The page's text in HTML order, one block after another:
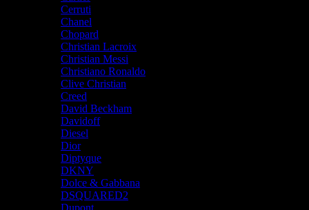
Cerruti
Chanel
Chopard
Christian Lacroix
Christian Messi
Christiano Ronaldo
Clive Christian
Creed
David Beckham
Davidoff
Diesel
Dior
Diptyque
DKNY
Dolce & Gabbana
DSQUARED2
Dupont